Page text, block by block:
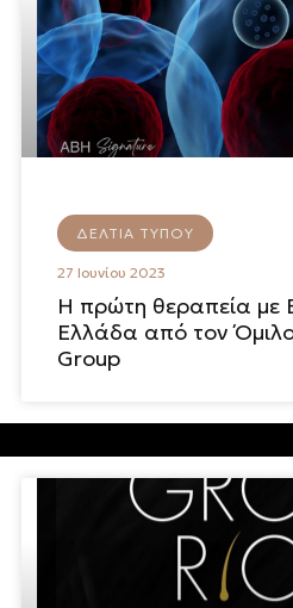
ΔΕΛΤΊΑ ΤΎΠΟΥ
27 Ιουνίου 2023
Η πρώτη θεραπεία με
Ελλάδα από τον
Group